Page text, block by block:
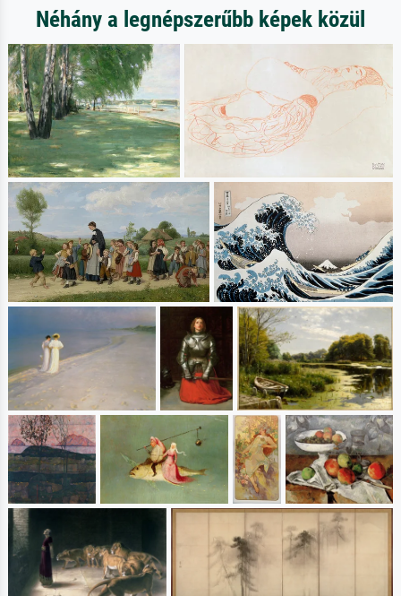
Néhány a legnépszerűbb képek közül